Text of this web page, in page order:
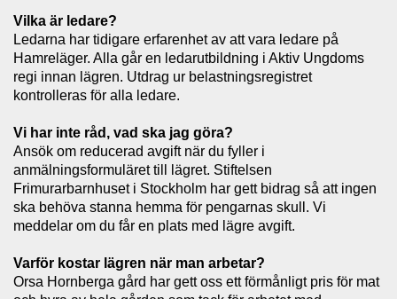
Vilka är ledare?
Ledarna har tidigare erfarenhet av att vara ledare på
Hamreläger. Alla går en ledarutbildning i Aktiv Ungdoms
regi innan lägren. Utdrag ur belastningsregistret
kontrolleras för alla ledare.
Vi har inte råd, vad ska jag göra?
Ansök om reducerad avgift när du fyller i
anmälningsformuläret till lägret. Stiftelsen
Frimurarbarnhuset i Stockholm har gett bidrag så att ingen
ska behöva stanna hemma för pengarnas skull. Vi
meddelar om du får en plats med lägre avgift.
Varför kostar lägren när man arbetar?
Orsa Hornberga gård har gett oss ett förmånligt pris för mat